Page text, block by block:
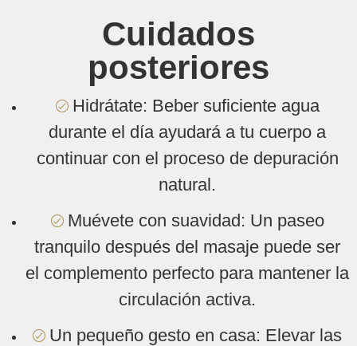
Cuidados
posteriores
Hidrátate: Beber suficiente agua
durante el día ayudará a tu cuerpo a
continuar con el proceso de depuración
natural.
Muévete con suavidad: Un paseo
tranquilo después del masaje puede ser
el complemento perfecto para mantener la
circulación activa.
Un pequeño gesto en casa: Elevar las